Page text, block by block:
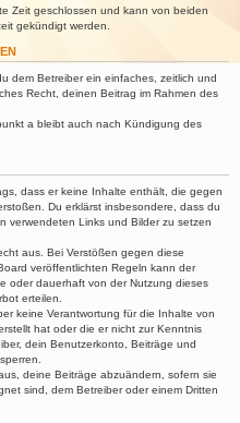
Zeit geschlossen und kann von beiden
gekündigt werden.
dem Betreiber ein einfaches, zeitlich und
Recht, deinen Beitrag im Rahmen des
a bleibt auch nach Kündigung des
dass er keine Inhalte enthält, die gegen
Du erklärst insbesondere, dass du
verwendeten Links und Bilder zu setzen
aus. Bei Verstößen gegen diese
veröffentlichten Regeln kann der
oder dauerhaft von der Nutzung dieses
erteilen.
keine Verantwortung für die Inhalte von
hat oder die er nicht zur Kenntnis
dein Benutzerkonto, Beiträge und
deine Beiträge abzuändern, sofern sie
sind, dem Betreiber oder einem Dritten